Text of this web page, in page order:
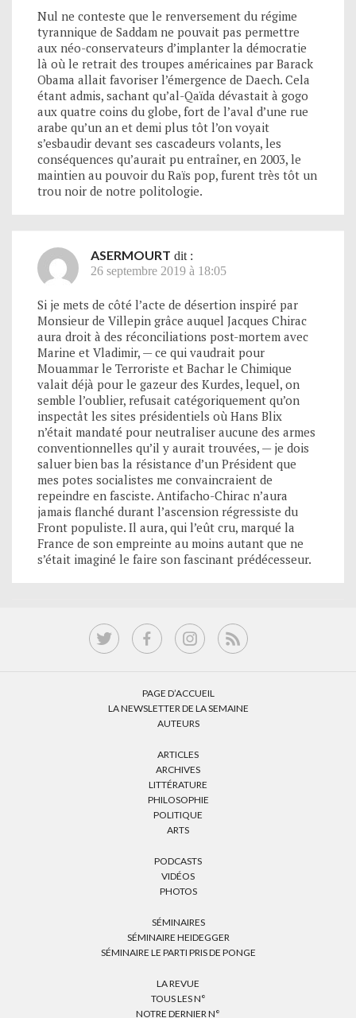
Nul ne conteste que le renversement du régime
tyrannique de Saddam ne pouvait pas permettre
aux néo-conservateurs d’implanter la démocratie
là où le retrait des troupes américaines par Barack
Obama allait favoriser l’émergence de Daech. Cela
étant admis, sachant qu’al-Qaïda dévastait à gogo
aux quatre coins du globe, fort de l’aval d’une rue
arabe qu’un an et demi plus tôt l’on voyait
s’esbaudir devant ses cascadeurs volants, les
conséquences qu’aurait pu entraîner, en 2003, le
maintien au pouvoir du Raïs pop, furent très tôt un
trou noir de notre politologie.
ASERMOURT dit :
26 septembre 2019 à 18:05
Si je mets de côté l’acte de désertion inspiré par
Monsieur de Villepin grâce auquel Jacques Chirac
aura droit à des réconciliations post-mortem avec
Marine et Vladimir, — ce qui vaudrait pour
Mouammar le Terroriste et Bachar le Chimique
valait déjà pour le gazeur des Kurdes, lequel, on
semble l’oublier, refusait catégoriquement qu’on
inspectât les sites présidentiels où Hans Blix
n’était mandaté pour neutraliser aucune des armes
conventionnelles qu’il y aurait trouvées, — je dois
saluer bien bas la résistance d’un Président que
mes potes socialistes me convaincraient de
repeindre en fasciste. Antifacho-Chirac n’aura
jamais flanché durant l’ascension régressiste du
Front populiste. Il aura, qui l’eût cru, marqué la
France de son empreinte au moins autant que ne
s’était imaginé le faire son fascinant prédécesseur.
PAGE D’ACCUEIL
LA NEWSLETTER DE LA SEMAINE
AUTEURS
ARTICLES
ARCHIVES
LITTÉRATURE
PHILOSOPHIE
POLITIQUE
ARTS
PODCASTS
VIDÉOS
PHOTOS
SÉMINAIRES
SÉMINAIRE HEIDEGGER
SÉMINAIRE LE PARTI PRIS DE PONGE
LA REVUE
TOUS LES N°
NOTRE DERNIER N°